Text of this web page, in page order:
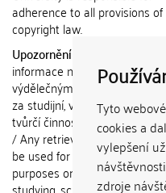
Tyto
cookies a
vylepšení
zdroje
adherence to all provisions
copyright law.
Upozornění / Notice:
informace nemohou být
výdělečným účelům nebo
za studijní, vědeckou nebo
tvůrčí činnost jiné osoby než
/ Any retrieved information
be used for any commercial
purposes or claimed as